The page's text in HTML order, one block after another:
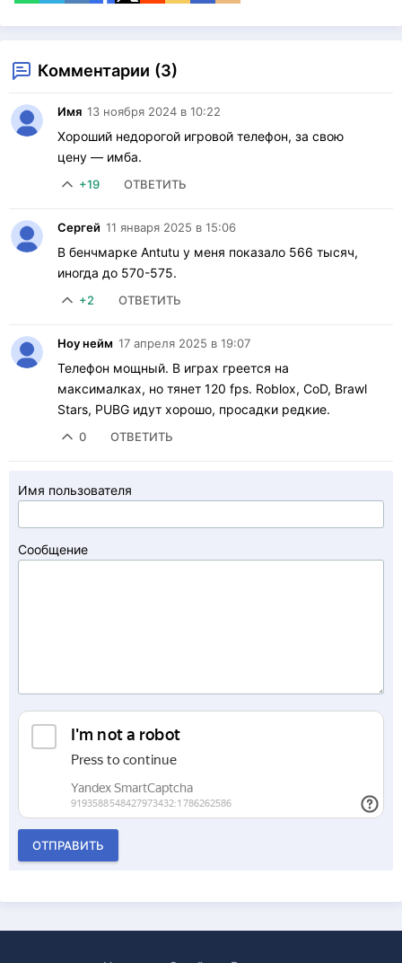
Комментарии (3)
Имя 13 ноября 2024 в 10:22
Хороший недорогой игровой телефон, за свою
цену — имба.
+19 ОТВЕТИТЬ
Сергей 11 января 2025 в 15:06
В бенчмарке Antutu у меня показало 566 тысяч,
иногда до 570-575.
+2 ОТВЕТИТЬ
Ноу нейм 17 апреля 2025 в 19:07
Телефон мощный. В играх греется на
максималках, но тянет 120 fps. Roblox, CoD, Brawl
Stars, PUBG идут хорошо, просадки редкие.
0 ОТВЕТИТЬ
Имя пользователя
Сообщение
ОТПРАВИТЬ